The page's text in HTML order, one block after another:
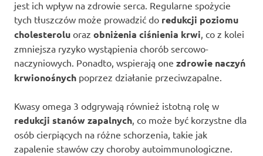
jest ich wpływ na zdrowie serca. Regularne spożycie
tych tłuszczów może prowadzić do redukcji poziomu
cholesterolu oraz obniżenia ciśnienia krwi, co z kolei
zmniejsza ryzyko wystąpienia chorób sercowo-
naczyniowych. Ponadto, wspierają one zdrowie naczyń
krwionośnych poprzez działanie przeciwzapalne.
Kwasy omega 3 odgrywają również istotną rolę w
redukcji stanów zapalnych, co może być korzystne dla
osób cierpiących na różne schorzenia, takie jak
zapalenie stawów czy choroby autoimmunologiczne.